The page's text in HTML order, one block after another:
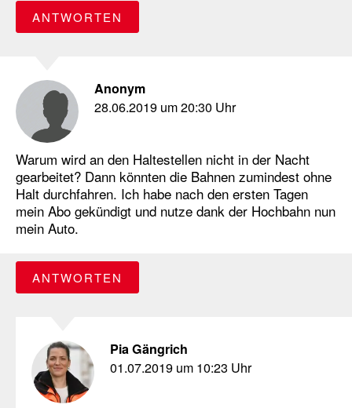
ANTWORTEN
Anonym
28.06.2019 um 20:30 Uhr
Warum wird an den Haltestellen nicht in der Nacht
gearbeitet? Dann könnten die Bahnen zumindest ohne
Halt durchfahren. Ich habe nach den ersten Tagen
mein Abo gekündigt und nutze dank der Hochbahn nun
mein Auto.
ANTWORTEN
Pia Gängrich
01.07.2019 um 10:23 Uhr